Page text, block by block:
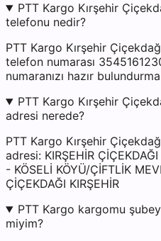
PTT Kargo Kırşehir
telefonu nedir?
PTT Kargo Kırşehir
telefon numarası
numaranızı hazır
PTT Kargo Kırşehir
adresi nerede?
PTT Kargo Kırşehir
adresi: KIRŞEHİR
- KÖSELİ KÖYÜ/ÇİFTLİK
ÇİÇEKDAĞI KIRŞEHİR
PTT Kargo kargomu
miyim?